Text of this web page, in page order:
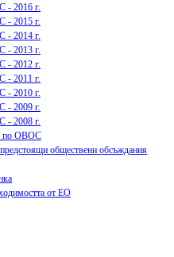
- 2016 г.
- 2015 г.
- 2014 г.
- 2013 г.
- 2012 г.
- 2011 г.
- 2010 г.
- 2009 г.
- 2008 г.
по ОВОС
обществени обсъждания
от ЕО